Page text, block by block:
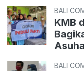
BALI
KMB
BALI